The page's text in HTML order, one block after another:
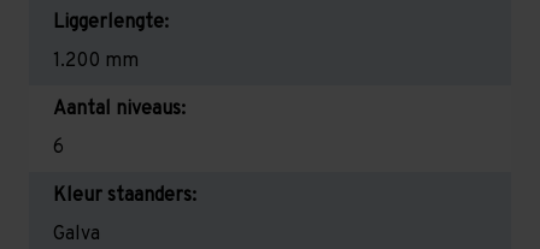
Liggerlengte:
1.200 mm
Aantal niveaus:
6
Kleur staanders:
Galva